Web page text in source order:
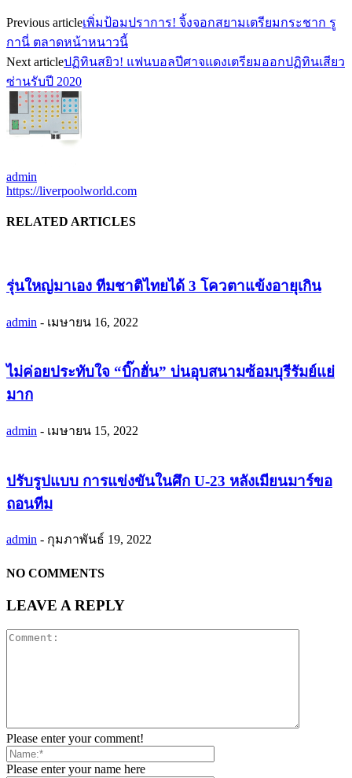
Previous articleเพิ่มป้อมปราการ! จิ้งจอกสยามเตรียมกระชาก รู
กานี่ ตลาดหน้าหนาวนี้
Next articleปฏิทินสยิว! แฟนบอลปีศาจแดงเตรียมออกปฏิทินเสียว
ซ่านรับปี 2020
admin
https://liverpoolworld.com
RELATED ARTICLES
รุ่นใหญ่มาเอง ทีมชาติไทยได้ 3 โควตาแข้งอายุเกิน
admin - เมษายน 16, 2022
ไม่ค่อยประทับใจ “บิ๊กฮั่น” บ่นอุบสนามซ้อมบุรีรัมย์แย่
มาก
admin - เมษายน 15, 2022
ปรับรูปแบบ การแข่งขันในศึก U-23 หลังเมียนมาร์ขอ
ถอนทีม
admin - กุมภาพันธ์ 19, 2022
NO COMMENTS
LEAVE A REPLY
Please enter your comment!
Please enter your name here